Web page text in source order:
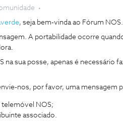
, seja bem-vinda ao Fórum
A portabilidade ocorre
na sua posse, apenas é necessário
nos, por favor, uma mensagem
NOS;
associado.